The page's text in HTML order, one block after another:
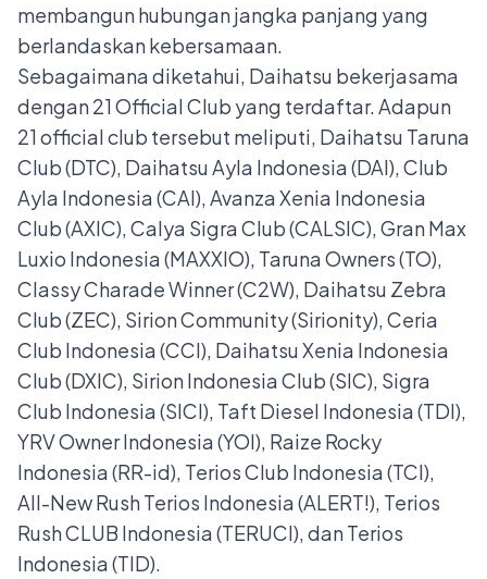
membangun hubungan jangka panjang yang
berlandaskan kebersamaan.
Sebagaimana diketahui, Daihatsu bekerjasama
dengan 21 Official Club yang terdaftar. Adapun
21 official club tersebut meliputi, Daihatsu Taruna
Club (DTC), Daihatsu Ayla Indonesia (DAI), Club
Ayla Indonesia (CAI), Avanza Xenia Indonesia
Club (AXIC), Calya Sigra Club (CALSIC), Gran Max
Luxio Indonesia (MAXXIO), Taruna Owners (TO),
Classy Charade Winner (C2W), Daihatsu Zebra
Club (ZEC), Sirion Community (Sirionity), Ceria
Club Indonesia (CCI), Daihatsu Xenia Indonesia
Club (DXIC), Sirion Indonesia Club (SIC), Sigra
Club Indonesia (SICI), Taft Diesel Indonesia (TDI),
YRV Owner Indonesia (YOI), Raize Rocky
Indonesia (RR-id), Terios Club Indonesia (TCI),
All-New Rush Terios Indonesia (ALERT!), Terios
Rush CLUB Indonesia (TERUCI), dan Terios
Indonesia (TID).